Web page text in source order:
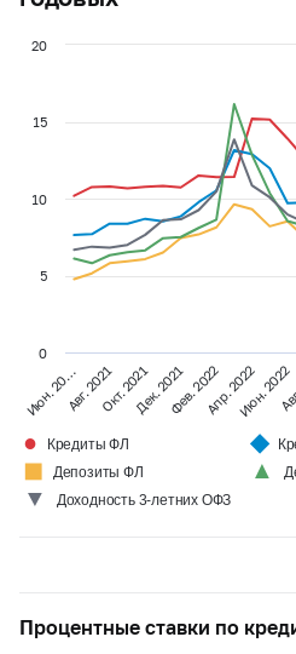
Июн. 20…Авг. 2021Окт. 2021Дек. 2021Фев. 2022Апр. 2022Июн. 2022
10
0
5
15
20
● Кредиты ФЛ ◆
◼ Депозиты ФЛ ▲
▼ Доходность 3-летних ОФЗ
Процентные ставки по